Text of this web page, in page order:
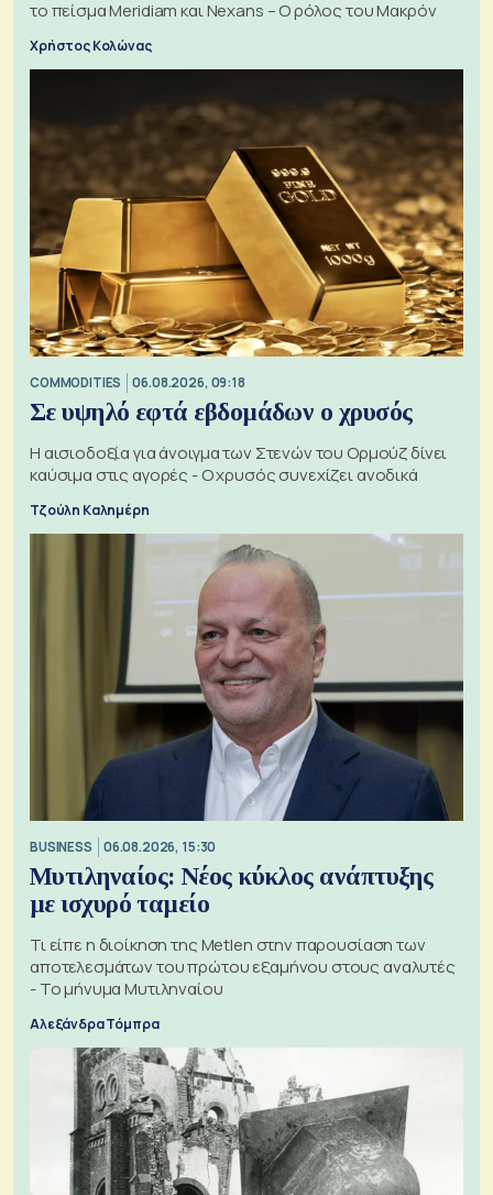
το πείσμα Meridiam και Nexans – Ο ρόλος του Μακρόν
Χρήστος Κολώνας
COMMODITIES 06.08.2026, 09:18
Σε υψηλό εφτά εβδομάδων ο χρυσός
Η αισιοδοξία για άνοιγμα των Στενών του Ορμούζ δίνει
καύσιμα στις αγορές - Ο χρυσός συνεχίζει ανοδικά
Τζούλη Καλημέρη
BUSINESS 06.08.2026, 15:30
Μυτιληναίος: Νέος κύκλος ανάπτυξης
με ισχυρό ταμείο
Τι είπε η διοίκηση της Metlen στην παρουσίαση των
αποτελεσμάτων του πρώτου εξαμήνου στους αναλυτές
- Το μήνυμα Μυτιληναίου
Αλεξάνδρα Τόμπρα